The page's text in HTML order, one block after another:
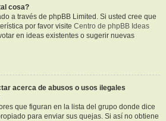
cosa?
a través de phpBB Limited. Si usted cree que
por favor visite Centro de phpBB Ideas
en ideas existentes o sugerir nuevas
acerca de abusos o usos ilegales
que figuran en la lista del grupo donde dice
para enviar sus quejas. Si así no obtiene